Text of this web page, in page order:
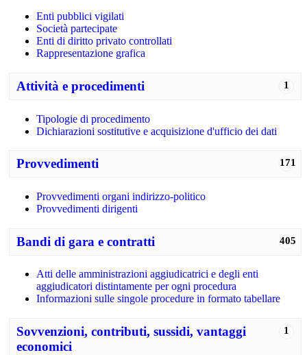
Enti pubblici vigilati
Società partecipate
Enti di diritto privato controllati
Rappresentazione grafica
1
Attività e procedimenti
Tipologie di procedimento
Dichiarazioni sostitutive e acquisizione d'ufficio dei dati
171
Provvedimenti
Provvedimenti organi indirizzo-politico
Provvedimenti dirigenti
405
Bandi di gara e contratti
Atti delle amministrazioni aggiudicatrici e degli enti
aggiudicatori distintamente per ogni procedura
Informazioni sulle singole procedure in formato tabellare
1
Sovvenzioni, contributi, sussidi, vantaggi
economici